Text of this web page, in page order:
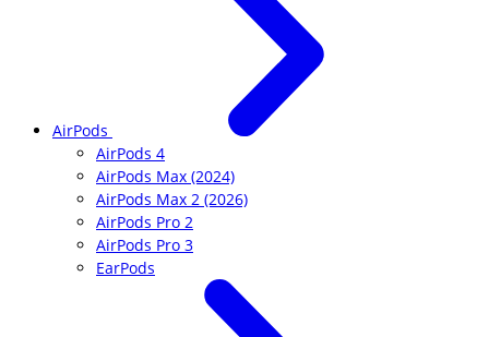
AirPods
AirPods 4
AirPods Max (2024)
AirPods Max 2 (2026)
AirPods Pro 2
AirPods Pro 3
EarPods